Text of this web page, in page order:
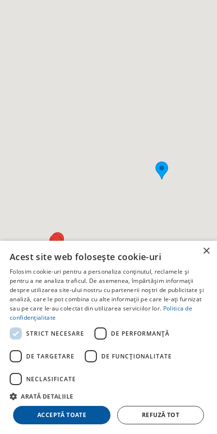
Pensiunea Impressive
12 locuri · 4 camere · 4 băi
Începând de la 350 RON
×
Acest site web folosește cookie-uri
Folosim cookie-uri pentru a personaliza conținutul, reclamele și
pentru a ne analiza traficul. De asemenea, împărtășim informații
despre utilizarea site-ului nostru cu partenerii noștri de publicitate și
analiză, care le pot combina cu alte informații pe care le-ați furnizat
sau pe care le-au colectat din utilizarea serviciilor lor. Politica de
confidențialitate
STRICT NECESARE
DE PERFORMANȚĂ
DE TARGETARE DE FUNCŢIONALITATE
NECLASIFICATE
ARATĂ DETALIILE
ACCEPTĂ TOATE REFUZĂ TOT